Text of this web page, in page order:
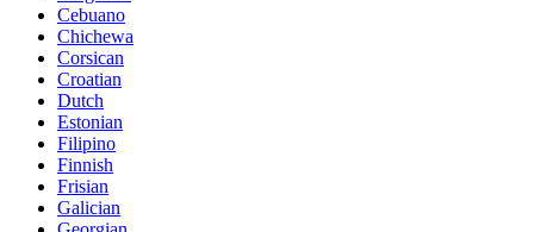
Cebuano
Chichewa
Corsican
Croatian
Dutch
Estonian
Filipino
Finnish
Frisian
Galician